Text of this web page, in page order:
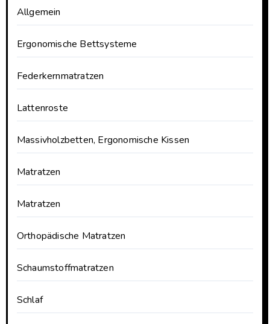
Allgemein
Ergonomische Bettsysteme
Federkernmatratzen
Lattenroste
Massivholzbetten, Ergonomische Kissen
Matratzen
Matratzen
Orthopädische Matratzen
Schaumstoffmatratzen
Schlaf